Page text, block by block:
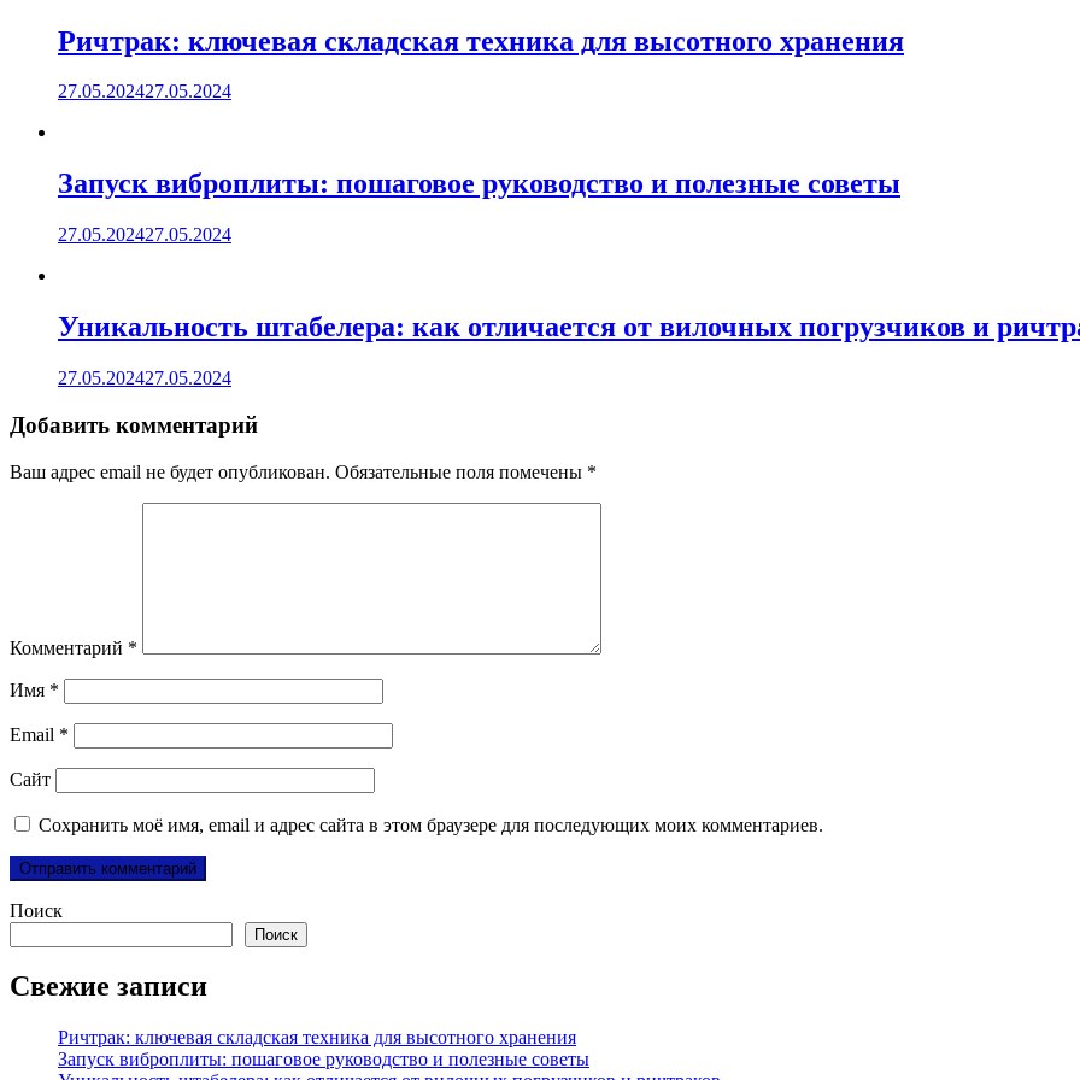
Ричтрак: ключевая складская техника для высотного хранения
27.05.202427.05.2024
Запуск виброплиты: пошаговое руководство и полезные советы
27.05.202427.05.2024
Уникальность штабелера: как отличается от вилочных погрузчиков и
27.05.202427.05.2024
Добавить комментарий
Ваш адрес email не будет опубликован. Обязательные поля помечены *
Комментарий *
Имя *
Email *
Сайт
Сохранить моё имя, email и адрес сайта в этом браузере для последующих моих комментариев.
Поиск
Поиск
Свежие записи
Ричтрак: ключевая складская техника для высотного хранения
Запуск виброплиты: пошаговое руководство и полезные советы